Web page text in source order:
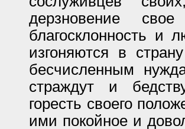
дерзновение
благосклонность и
изгоняются в
бесчисленным
страждут и
горесть своего
ими покойное и